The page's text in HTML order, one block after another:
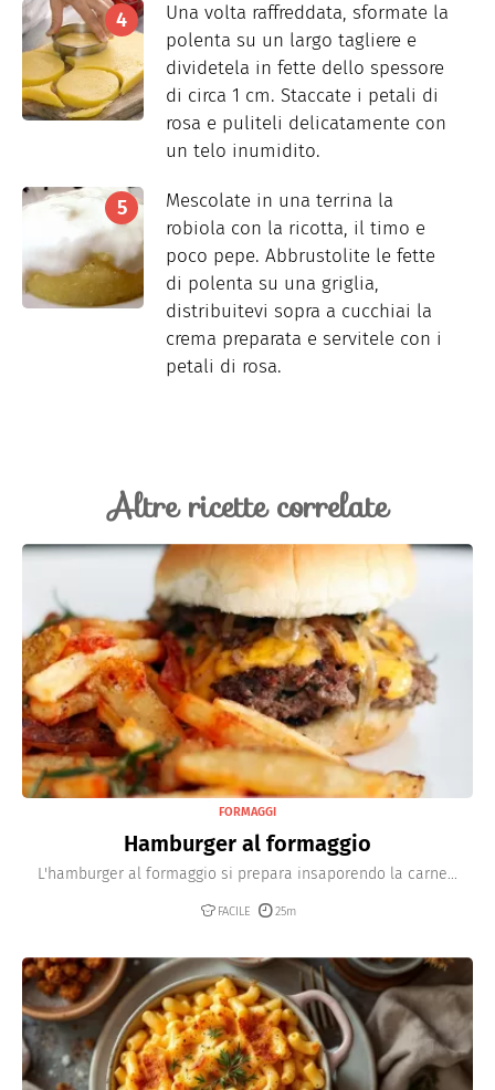
Una volta raffreddata, sformate la
polenta su un largo tagliere e
dividetela in fette dello spessore
di circa 1 cm. Staccate i petali di
rosa e puliteli delicatamente con
un telo inumidito.
Mescolate in una terrina la
robiola con la ricotta, il timo e
poco pepe. Abbrustolite le fette
di polenta su una griglia,
distribuitevi sopra a cucchiai la
crema preparata e servitele con i
petali di rosa.
Altre ricette correlate
FORMAGGI
Hamburger al formaggio
L'hamburger al formaggio si prepara insaporendo la carne...
FACILE 25m